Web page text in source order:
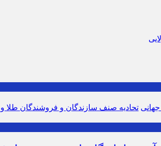
تحادیه صنف سازندگان و فروشندگان طلا